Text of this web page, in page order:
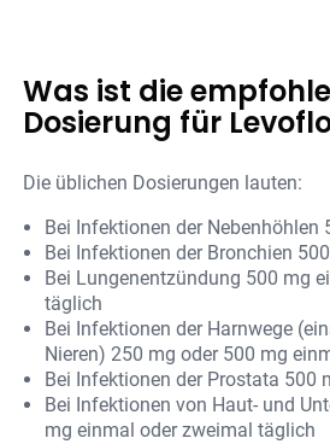
Was ist die
Dosierung für
Die üblichen Dosierungen lauten:
Bei Infektionen der
Bei Infektionen der Bronchien
Bei Lungenentzündung 500 mg
täglich
Bei Infektionen der Harnwege
Nieren) 250 mg oder 500 mg
Bei Infektionen der Prostata 500
Bei Infektionen von Haut- und
mg einmal oder zweimal täglich